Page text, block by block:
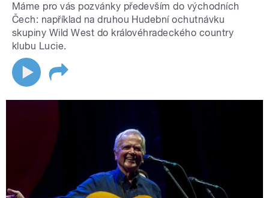
Máme pro vás pozvánky především do východních
Čech: například na druhou Hudební ochutnávku
skupiny Wild West do královéhradeckého country
klubu Lucie.